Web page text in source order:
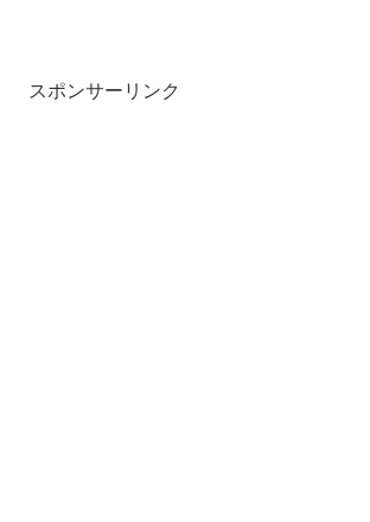
スポンサーリンク